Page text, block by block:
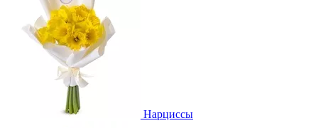
Нарциссы